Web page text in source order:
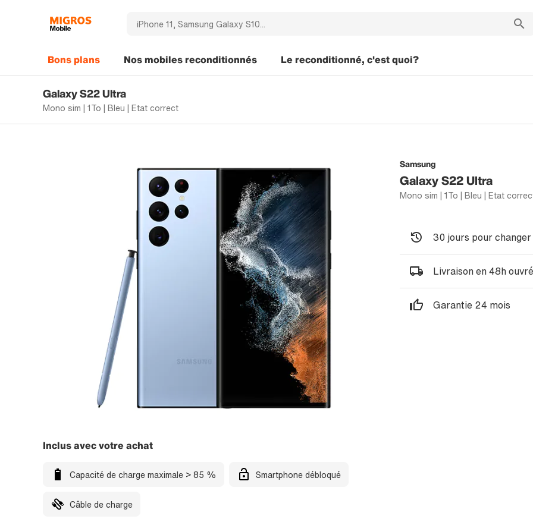
Bons plans Nos mobiles reconditionnés Le reconditionné, c'est quoi?
Galaxy S22 Ultra
Mono sim | 1To | Bleu | Etat correct
Samsung
Galaxy S22 Ultra
Mono sim | 1To | Bleu | Etat
Inclus avec votre achat
Capacité de charge maximale > 85 % Smartphone débloqué
Câble de charge
30 jours pour
Livraison en 48h
Garantie 24 mois